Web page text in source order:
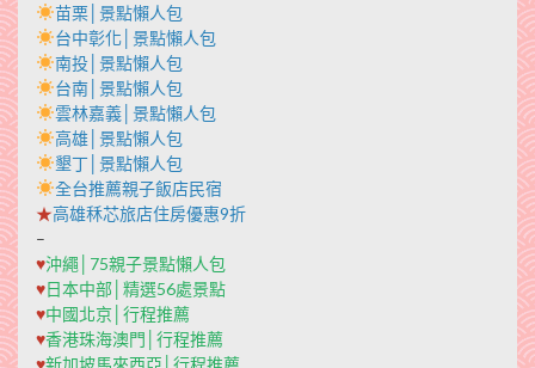
苗栗│景點懶人包
台中彰化│景點懶人包
南投│景點懶人包
台南│景點懶人包
雲林嘉義│景點懶人包
高雄│景點懶人包
墾丁│景點懶人包
全台推薦親子飯店民宿
★高雄秝芯旅店住房優惠9折
–
♥沖繩│75親子景點懶人包
♥日本中部│精選56處景點
♥中國北京│行程推薦
♥香港珠海澳門│行程推薦
♥新加坡馬來西亞│行程推薦